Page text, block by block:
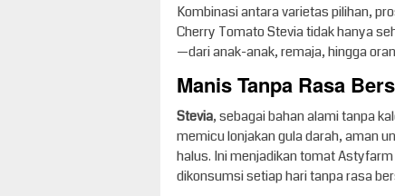
Kombinasi antara varietas pilihan,
Cherry Tomato Stevia tidak hanya
—dari anak-anak, remaja, hingga
Manis Tanpa Rasa
Stevia, sebagai bahan alami tanpa
memicu lonjakan gula darah, aman
halus. Ini menjadikan tomat
dikonsumsi setiap hari tanpa rasa